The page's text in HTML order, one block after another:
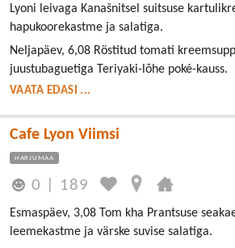
Lyoni leivaga Kanašnitsel suitsuse
hapukoorekastme ja salatiga.
Neljapäev, 6,08 Röstitud tomati
juustubaguetiga Teriyaki-lõhe poké-kauss.
VAATA EDASI ...
Cafe Lyon Viimsi
HARJUMAA
0 189
Esmaspäev, 3,08 Tom kha Prantsuse
leemekastme ja värske suvise salatiga.